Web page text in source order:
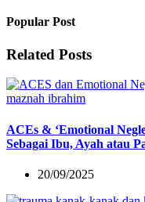
Popular Post
Related Posts
ACEs & ‘Emotional
Sebagai Ibu, Ayah atau
20/09/2025